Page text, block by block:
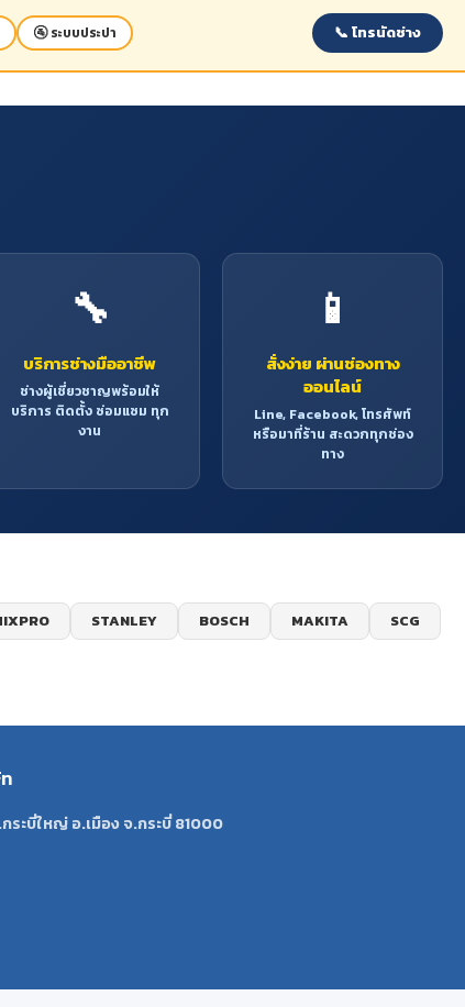
🚰 ระบบประปา 📞 โทรนัดช่าง
🔧
บริการช่างมืออาชีพ
ช่างผู้เชี่ยวชาญพร้อมให้
บริการ ติดตั้ง ซ่อมแซม ทุก
งาน
📱
สั่งง่าย ผ่านช่องทาง
ออนไลน์
Line, Facebook, โทรศัพท์
หรือมาที่ร้าน สะดวกทุกช่อง
ทาง
STANLEY BOSCH MAKITA
SCG
ระบี่ใหญ่ อ.เมือง จ.กระบี่ 81000